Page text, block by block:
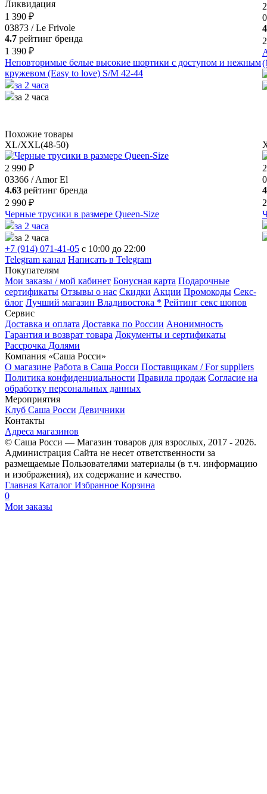
Ликвидация
1 390 ₽
03873 / Le Frivole
4.7 рейтинг бренда
1 390 ₽
Неповторимые белые высокие шортики с доступом и нежным
кружевом (Easy to love) S/M 42-44
за 2 часа
за 2 часа
Похожие товары
XL/XXL(48-50)
2 990 ₽
03366 / Amor El
4.63 рейтинг бренда
2 990 ₽
Черные трусики в размере Queen-Size
за 2 часа
за 2 часа
+7 (914) 071-41-05 c 10:00 до 22:00
Telegram канал Написать в Telegram
Покупателям
Мои заказы / мой кабинет Бонусная карта Подарочные
сертификаты Отзывы о нас Скидки Акции Промокоды Секс-
блог Лучший магазин Владивостока * Рейтинг секс шопов
Сервис
Доставка и оплата Доставка по России Анонимность
Гарантия и возврат товара Документы и сертификаты
Рассрочка Долями
Компания «Саша Росси»
О магазине Работа в Саша Росси Поставщикам / For suppliers
Политика конфиденциальности Правила продаж Согласие на
обработку персональных данных
Мероприятия
Клуб Саша Росси Девичники
Контакты
Адреса магазинов
© Саша Росси — Магазин товаров для взрослых, 2017 - 2026.
Администрация Сайта не несет ответственности за
размещаемые Пользователями материалы (в т.ч. информацию
и изображения), их содержание и качество.
Главная Каталог Избранное Корзина
0
Мои заказы